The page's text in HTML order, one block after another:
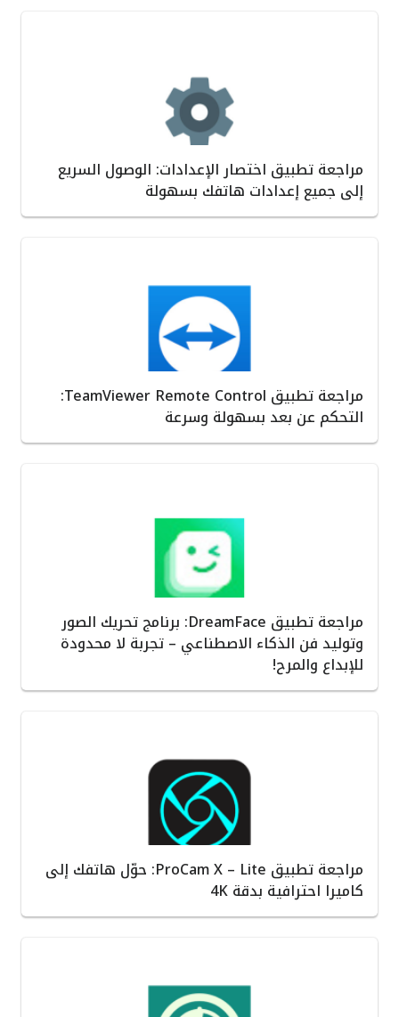
مراجعة تطبيق اختصار الإعدادات: الوصول السريع
إلى جميع إعدادات هاتفك بسهولة
مراجعة تطبيق TeamViewer Remote Control:
التحكم عن بعد بسهولة وسرعة
مراجعة تطبيق DreamFace: برنامج تحريك الصور
وتوليد فن الذكاء الاصطناعي – تجربة لا محدودة
للإبداع والمرح!
مراجعة تطبيق ProCam X – Lite: حوّل هاتفك إلى
كاميرا احترافية بدقة 4K